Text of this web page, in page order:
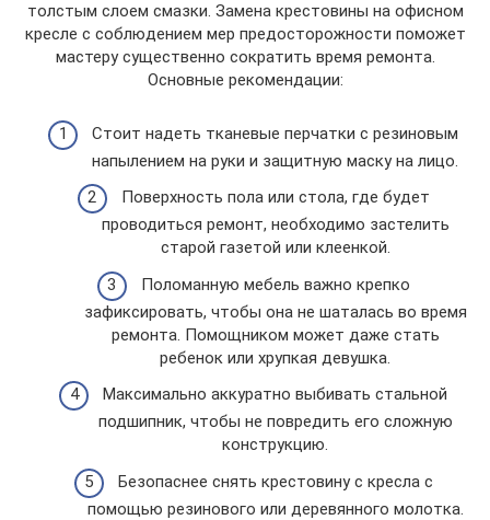
толстым слоем смазки. Замена крестовины на офисном
кресле с соблюдением мер предосторожности поможет
мастеру существенно сократить время ремонта.
Основные рекомендации:
Стоит надеть тканевые перчатки с резиновым
напылением на руки и защитную маску на лицо.
Поверхность пола или стола, где будет
проводиться ремонт, необходимо застелить
старой газетой или клеенкой.
Поломанную мебель важно крепко
зафиксировать, чтобы она не шаталась во время
ремонта. Помощником может даже стать
ребенок или хрупкая девушка.
Максимально аккуратно выбивать стальной
подшипник, чтобы не повредить его сложную
конструкцию.
Безопаснее снять крестовину с кресла с
помощью резинового или деревянного молотка.